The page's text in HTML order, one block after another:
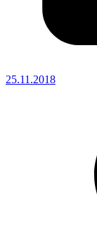
25.11.2018